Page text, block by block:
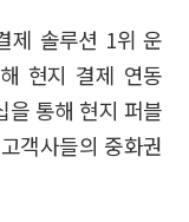
제 솔루션 1위 운
현지 결제 연동
을 통해 현지 퍼블
객사들의 중화권